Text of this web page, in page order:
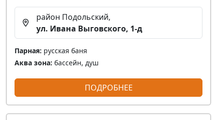
район Подольский,
ул. Ивана Выговского, 1-д
Парная: русская баня
Аква зона: бассейн, душ
ПОДРОБНЕЕ